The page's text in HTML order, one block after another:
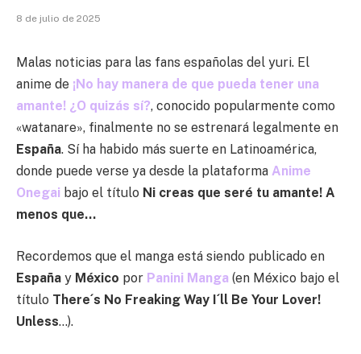
8 de julio de 2025
Malas noticias para las fans españolas del yuri. El
anime de ¡No hay manera de que pueda tener una
amante! ¿O quizás sí?, conocido popularmente como
«watanare», finalmente no se estrenará legalmente en
España. Sí ha habido más suerte en Latinoamérica,
donde puede verse ya desde la plataforma Anime
Onegai bajo el título Ni creas que seré tu amante! A
menos que…
Recordemos que el manga está siendo publicado en
España y México por Panini Manga (en México bajo el
título There´s No Freaking Way I´ll Be Your Lover!
Unless…).